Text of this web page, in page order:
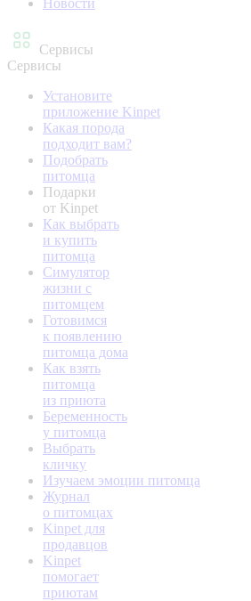
Новости
Сервисы
Сервисы
Установите
приложение Kinpet
Какая порода
подходит вам?
Подобрать
питомца
Подарки
от Kinpet
Как выбрать
и купить
питомца
Симулятор
жизни с
питомцем
Готовимся
к появлению
питомца дома
Как взять
питомца
из приюта
Беременность
у питомца
Выбрать
кличку
Изучаем эмоции питомца
Журнал
о питомцах
Kinpet для
продавцов
Kinpet
помогает
приютам